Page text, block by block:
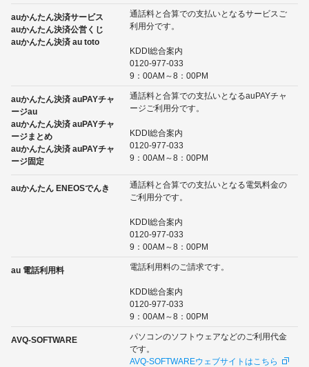
auかんたん決済サービス
auかんたん決済公営くじ
auかんたん決済 au toto
通話料と合算での支払いとなるサービスご
利用分です。
KDDI総合案内
0120-977-033
9：00AM～8：00PM
auかんたん決済 auPAYチャ
ージau
auかんたん決済 auPAYチャ
ージまとめ
auかんたん決済 auPAYチャ
ージ固定
通話料と合算での支払いとなるauPAYチャ
ージご利用分です。
KDDI総合案内
0120-977-033
9：00AM～8：00PM
auかんたん ENEOSでんき
通話料と合算での支払いとなる電気料金の
ご利用分です。
KDDI総合案内
0120-977-033
9：00AM～8：00PM
au 電話利用料 電話利用料のご請求です。
KDDI総合案内
0120-977-033
9：00AM～8：00PM
AVQ-SOFTWARE
パソコンのソフトウェアなどのご利用代金
です。
AVQ-SOFTWAREウェブサイトはこちら